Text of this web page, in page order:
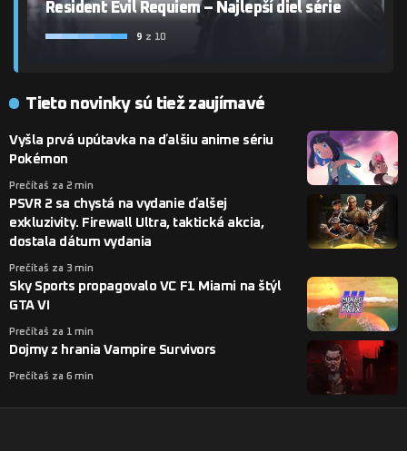
Resident Evil Requiem – Najlepší diel série
9 z 10
Tieto novinky sú tiež zaujímavé
Vyšla prvá upútavka na ďalšiu anime sériu
Pokémon
Prečítaš za 2 min
PSVR 2 sa chystá na vydanie ďalšej
exkluzivity. Firewall Ultra, taktická akcia,
dostala dátum vydania
Prečítaš za 3 min
Sky Sports propagovalo VC F1 Miami na štýl
GTA VI
Prečítaš za 1 min
Dojmy z hrania Vampire Survivors
Prečítaš za 6 min